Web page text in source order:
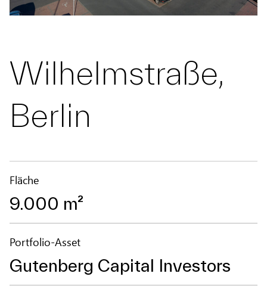
Wilhelmstraße,
Berlin
Fläche
9.000 m²
Portfolio-Asset
Gutenberg Capital Investors